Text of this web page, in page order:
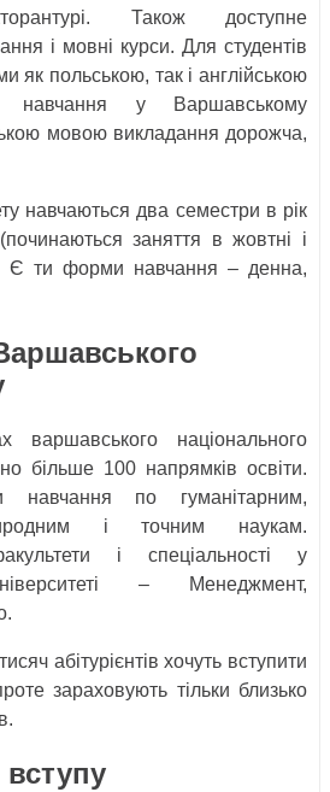
Також доступне
і мовні курси. Для студентів
як польською, так і англійською
навчання у Варшавському
мовою викладання дорожча,
навчаються два семестри в рік
заняття в жовтні і
Є ти форми навчання – денна,
варшавського національного
більше 100 напрямків освіти.
навчання по гуманітарним,
і точним наукам.
і спеціальності у
– Менеджмент,
абітурієнтів хочуть вступити
зараховують тільки близько